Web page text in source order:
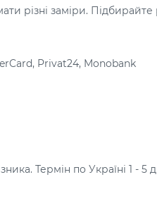
різні заміри.
Privat24, Monobank
Термін по Україні 1 - 5